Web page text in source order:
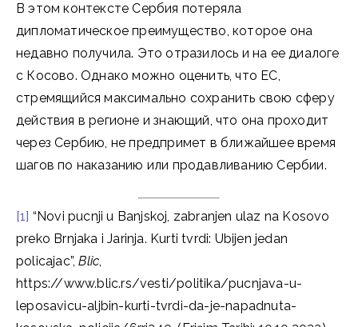
В этом контексте Сербия потеряла
дипломатическое преимущество, которое она
недавно получила. Это отразилось и на ее диалоге
с Косово. Однако можно оценить, что ЕС,
стремящийся максимально сохранить свою сферу
действия в регионе и знающий, что она проходит
через Сербию, не предпримет в ближайшее время
шагов по наказанию или продавливанию Сербии.
[1] “Novi pucnji u Banjskoj, zabranjen ulaz na Kosovo
preko Brnjaka i Jarinja. Kurti tvrdi: Ubijen jedan
policajac”,Blic,
https://www.blic.rs/vesti/politika/pucnjava-u-
leposavicu-aljbin-kurti-tvrdi-da-je-napadnuta-